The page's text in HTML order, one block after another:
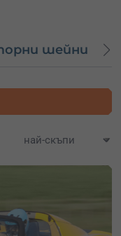
на учител по
шофьорските
от контрола над
и превърни
кола;
кола;
и други.
шейни